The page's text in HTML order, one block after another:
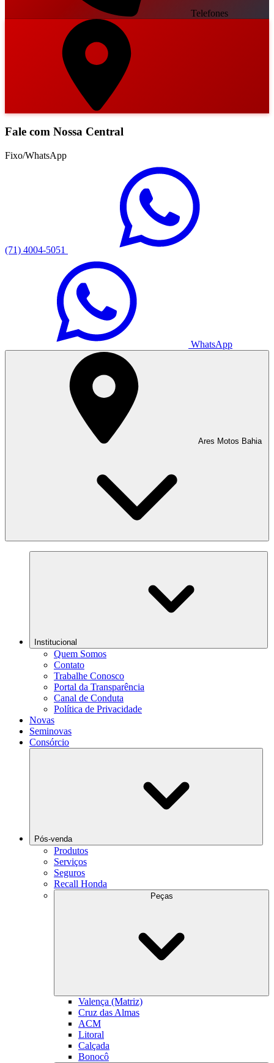
Telefones
Fale com Nossa Central
Fixo/WhatsApp
(71) 4004-5051
WhatsApp
Ares Motos Bahia
Institucional
Quem Somos
Contato
Trabalhe Conosco
Portal da Transparência
Canal de Conduta
Política de Privacidade
Novas
Seminovas
Consórcio
Pós-venda
Produtos
Serviços
Seguros
Recall Honda
Valença (Matriz)
Cruz das Almas
ACM
Litoral
Calçada
Bonocô